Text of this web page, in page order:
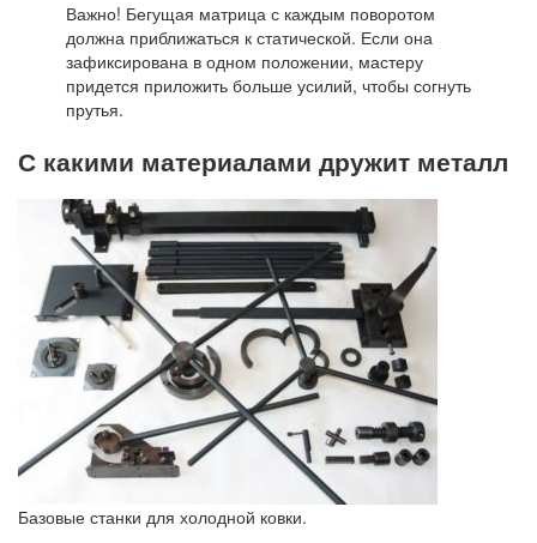
Важно! Бегущая матрица с каждым поворотом
должна приближаться к статической. Если она
зафиксирована в одном положении, мастеру
придется приложить больше усилий, чтобы согнуть
прутья.
С какими материалами дружит металл
Базовые станки для холодной ковки.